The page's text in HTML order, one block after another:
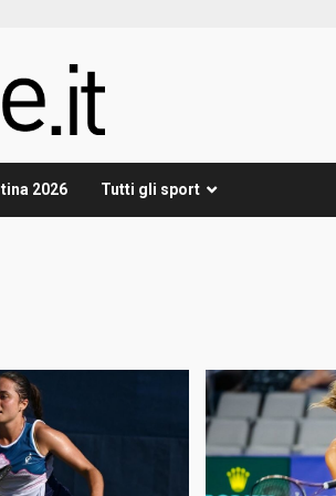
2026 Tutti gli sport